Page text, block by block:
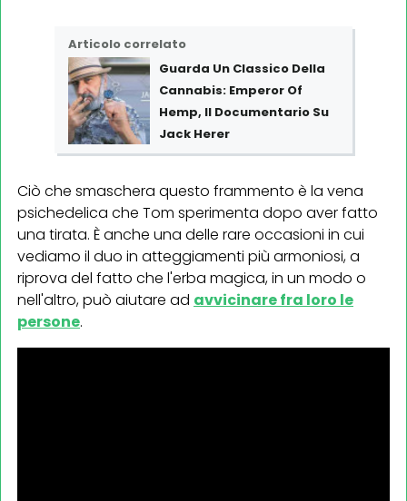
Articolo correlato
Guarda Un Classico Della
Cannabis: Emperor Of
Hemp, Il Documentario Su
Jack Herer
Ciò che smaschera questo frammento è la vena
psichedelica che Tom sperimenta dopo aver fatto
una tirata. È anche una delle rare occasioni in cui
vediamo il duo in atteggiamenti più armoniosi, a
riprova del fatto che l'erba magica, in un modo o
nell'altro, può aiutare ad avvicinare fra loro le
persone.